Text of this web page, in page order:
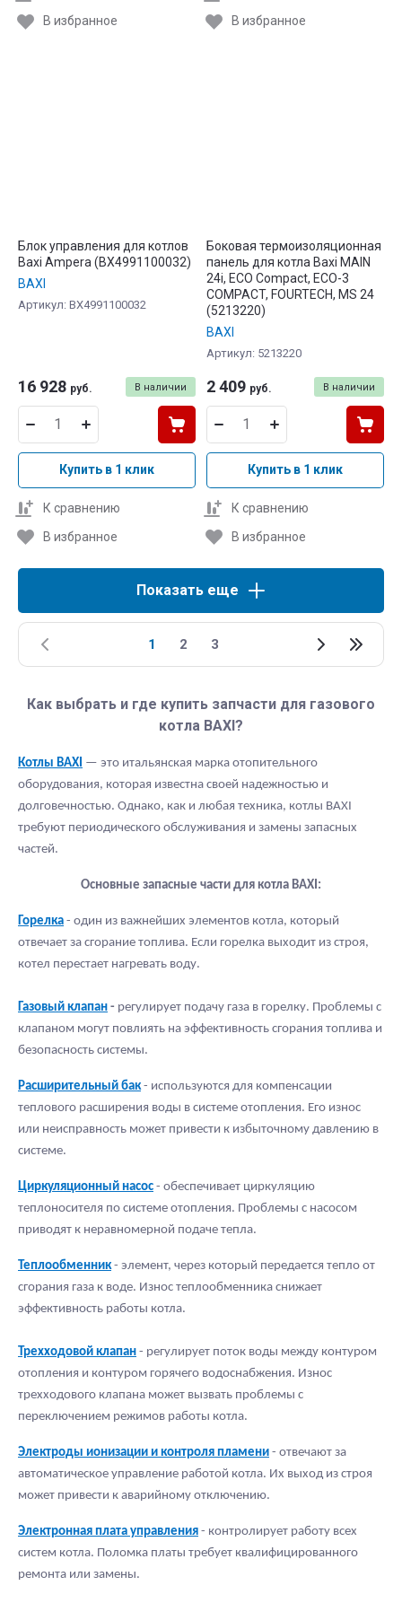
В избранное В избранное
Блок управления для котлов
Baxi Ampera (BX4991100032)
BAXI
Артикул: BX4991100032
В наличии
16 928 руб.
Купить в 1 клик
К сравнению
В избранное
Боковая термоизоляционная
панель для котла Baxi MAIN
24i, ECO Compact, ECO-3
COMPACT, FOURTECH, MS 24
(5213220)
BAXI
Артикул: 5213220
В наличии
2 409 руб.
Купить в 1 клик
К сравнению
В избранное
Показать еще
1 2 3
Как выбрать и где купить запчасти для газового
котла BAXI?
Котлы BAXI — это итальянская марка отопительного
оборудования, которая известна своей надежностью и
долговечностью. Однако, как и любая техника, котлы BAXI
требуют периодического обслуживания и замены запасных
частей.
Основные запасные части для котла BAXI:
Горелка - один из важнейших элементов котла, который
отвечает за сгорание топлива. Если горелка выходит из строя,
котел перестает нагревать воду.
Газовый клапан - регулирует подачу газа в горелку. Проблемы с
клапаном могут повлиять на эффективность сгорания топлива и
безопасность системы.
Расширительный бак- используются для компенсации
теплового расширения воды в системе отопления. Его износ
или неисправность может привести к избыточному давлению в
системе.
Циркуляционный насос - обеспечивает циркуляцию
теплоносителя по системе отопления. Проблемы с насосом
приводят к неравномерной подаче тепла.
Теплообменник - элемент, через который передается тепло от
сгорания газа к воде. Износ теплообменника снижает
эффективность работы котла.
Трехходовой клапан - регулирует поток воды между контуром
отопления и контуром горячего водоснабжения. Износ
трехходового клапана может вызвать проблемы с
переключением режимов работы котла.
Электроды ионизации и контроля пламени - отвечают за
автоматическое управление работой котла. Их выход из строя
может привести к аварийному отключению.
Электронная плата управления - контролирует работу всех
систем котла. Поломка платы требует квалифицированного
ремонта или замены.